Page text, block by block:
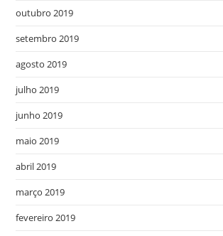
outubro 2019
setembro 2019
agosto 2019
julho 2019
junho 2019
maio 2019
abril 2019
março 2019
fevereiro 2019